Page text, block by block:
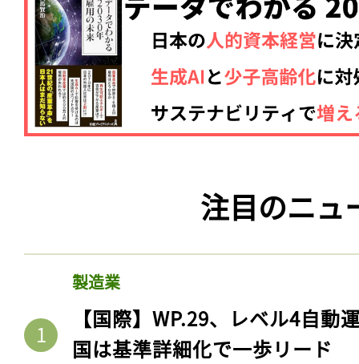
注目のニュ
製造業
【国際】WP.29、レベル4自動
国は基準詳細化で一歩リード